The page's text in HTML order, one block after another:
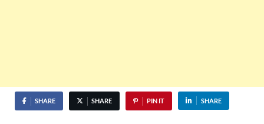
SHARE SHARE PIN IT SHARE